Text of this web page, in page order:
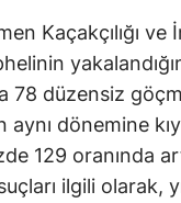
Kaçakçılığı ve
düzensiz
aynı dönemine
129 oranında
ilgili olarak,